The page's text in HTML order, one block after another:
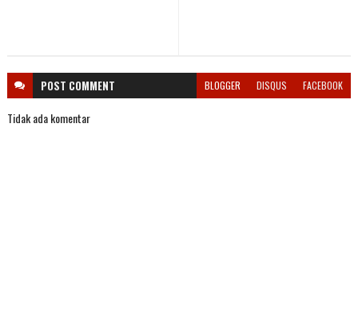
POST COMMENT BLOGGER DISQUS FACEBOOK
Tidak ada komentar